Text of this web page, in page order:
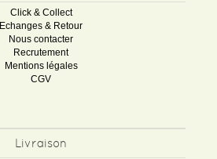
Click & Collect
Echanges & Retour
Nous contacter
Recrutement
Mentions légales
CGV
Livraison